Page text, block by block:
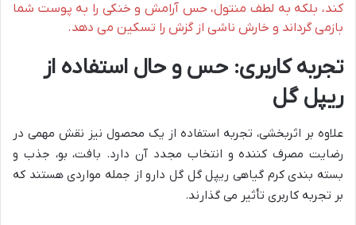
کند، بلکه به لطف منتول، حس آرامش و خنکی را به پوست شما
بازمی گرداند و خارش ناشی از گزش را تسکین می دهد.
تجربه کاربری: حس و حال استفاده از
ریپل گل
علاوه بر اثربخشی، تجربه استفاده از یک محصول نیز نقش مهمی در
رضایت مصرف کننده و انتخاب مجدد آن دارد. بافت، بو، جذب و
بسته بندی کرم گیاهی ریپل گل گل دارو از جمله مواردی هستند که
بر تجربه کاربری تأثیر می گذارند.